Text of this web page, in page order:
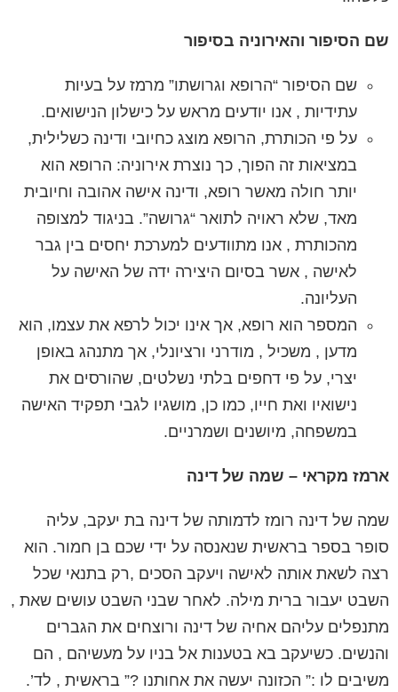
שם הסיפור והאירוניה בסיפור
שם הסיפור “הרופא וגרושתו” מרמז על בעיות
עתידיות , אנו יודעים מראש על כישלון הנישואים.
על פי הכותרת, הרופא מוצג כחיובי ודינה כשלילית,
במציאות זה הפוך, כך נוצרת אירוניה: הרופא הוא
יותר חולה מאשר רופא, ודינה אישה אהובה וחיובית
מאד, שלא ראויה לתואר “גרושה”. בניגוד למצופה
מהכותרת , אנו מתוודעים למערכת יחסים בין גבר
לאישה , אשר בסיום היצירה ידה של האישה על
העליונה.
המספר הוא רופא, אך אינו יכול לרפא את עצמו, הוא
מדען , משכיל , מודרני ורציונלי, אך מתנהג באופן
יצרי, על פי דחפים בלתי נשלטים, שהורסים את
נישואיו ואת חייו, כמו כן, מושגיו לגבי תפקיד האישה
במשפחה, מיושנים ושמרניים.
ארמז מקראי – שמה של דינה
שמה של דינה רומז לדמותה של דינה בת יעקב, עליה
סופר בספר בראשית שנאנסה על ידי שכם בן חמור. הוא
רצה לשאת אותה לאישה ויעקב הסכים ,רק בתנאי שכל
השבט יעבור ברית מילה. לאחר שבני השבט עושים שאת ,
מתנפלים עליהם אחיה של דינה ורוצחים את הגברים
והנשים. כשיעקב בא בטענות אל בניו על מעשיהם , הם
משיבים לו :” הכזונה יעשה את אחותנו ?” בראשית , לד’.